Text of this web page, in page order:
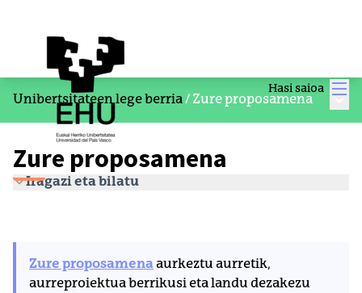
Hasi saioa
Unibertsitateen lege berria/ Zure proposamena
Zure proposamena
Iragazi eta bilatu
Zure proposamenaaurkeztu aurretik,
aurreproiektua berrikusi eta landu dezakezu